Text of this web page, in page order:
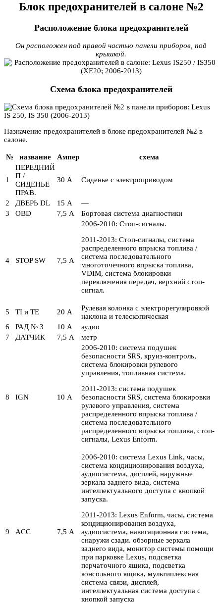
Блок предохранителей в салоне №2
Расположение блока предохранителей
Он расположен под правой частью панели приборов, под
крышкой.
Схема блока предохранителей
Назначение предохранителей в блоке предохранителей №2 в
салоне.
№ название Ампер схема
1
ПЕРЕДНИЙ
П /
СИДЕНЬЕ
ПРАВ.
30 А Сиденье с электроприводом
2 ДВЕРЬ DL 15 А
—
3
OBD 7,5 А Бортовая система диагностики
4 STOP SW 7,5 А
2006-2010: Стоп-сигналы.
2011-2013: Стоп-сигналы, система
распределенного впрыска топлива /
система последовательного
многоточечного впрыска топлива,
VDIM, система блокировки
переключения передач, верхний стоп-
сигнал.
5 TI и TE 20 А
Рулевая колонка с электрорегулировкой
наклона и телескопическая
6
РАД № 3 10 А
аудио
7
ДАТЧИК 7,5 А метр
8 IGN 10 А
2006-2010: система подушек
безопасности SRS, круиз-контроль,
система блокировки рулевого
управления, топливная система.
2011-2013: система подушек
безопасности SRS, система блокировки
рулевого управления, система
распределенного впрыска топлива /
система последовательного
распределенного впрыска топлива, стоп-
сигналы, Lexus Enform.
9 ACC 7,5 А
2006-2010: система Lexus Link, часы,
система кондиционирования воздуха,
аудиосистема, дисплей, наружные
зеркала заднего вида, система
интеллектуального доступа с кнопкой
запуска.
2011-2013: Lexus Enform, часы, система
кондиционирования воздуха,
аудиосистема, навигационная система,
снаружи сзади. обзорные зеркала
заднего вида, монитор системы помощи
при парковке Lexus, подсветка
перчаточного ящика, подсветка
консольного ящика, мультиплексная
система связи, дисплей,
интеллектуальная система доступа с
кнопкой запуска